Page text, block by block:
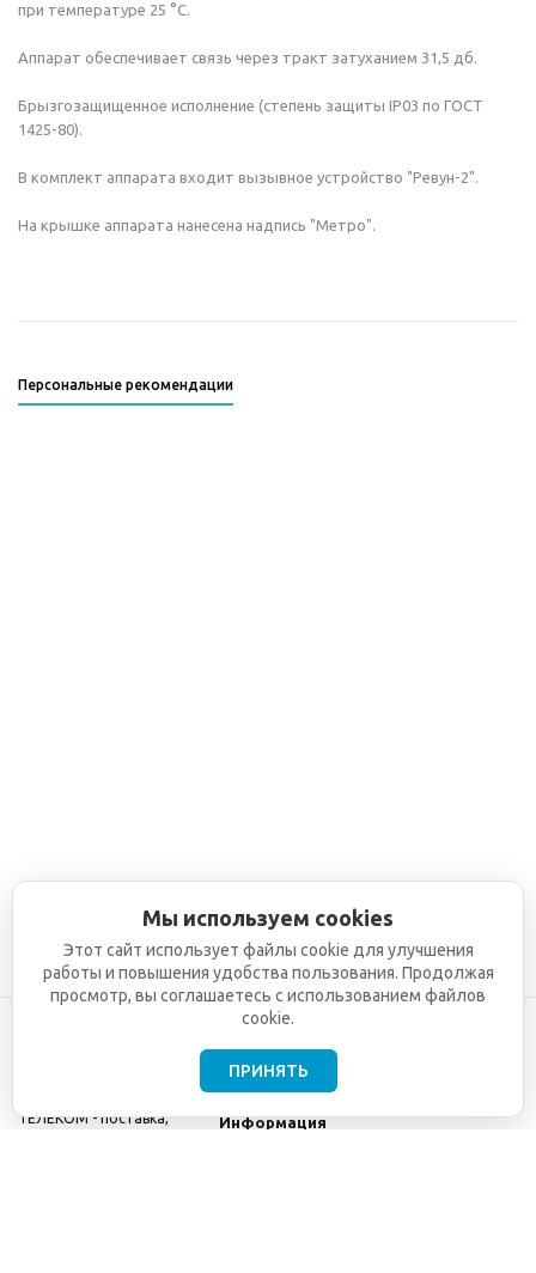
при температуре 25 °С.
Аппарат обеспечивает связь через тракт затуханием 31,5 дб.
Брызгозащищенное исполнение (степень защиты IP03 по ГОСТ
1425-80).
В комплект аппарата входит вызывное устройство "Ревун-2".
На крышке аппарата нанесена надпись "Метро".
Персональные рекомендации
ТЕЛЕКОМ - поставка,
Информация
Мы используем cookies
Этот сайт использует файлы cookie для улучшения
работы и повышения удобства пользования. Продолжая
просмотр, вы соглашаетесь с использованием файлов
cookie.
ПРИНЯТЬ